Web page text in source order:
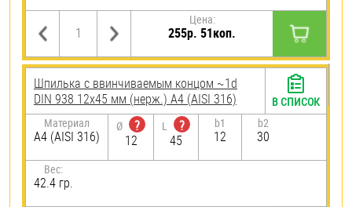
Цена:
255р. 51коп.
Шпилька c ввинчиваемым концом ~1d
DIN 938 12х45 мм (нерж.) A4 (AISI 316)
Материал
A4 (AISI 316)
Ø
?
12
L
?
45
b1
12
b2
30
Вес:
42.4 гр.
В СПИСОК